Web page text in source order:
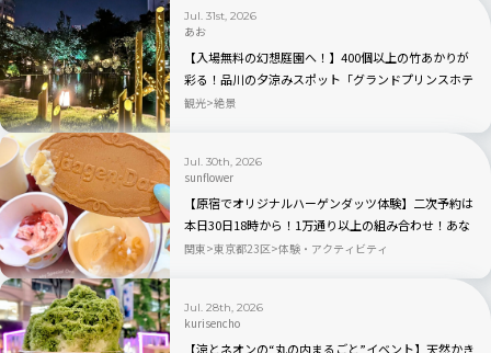
Jul. 31st, 2026
あお
【入場無料の幻想庭園へ！】400個以上の竹あかりが
彩る！品川の夕涼みスポット「グランドプリンスホテ
ル高輪」を現地レビュー
観光 絶景
Jul. 30th, 2026
sunflower
【原宿でオリジナルハーゲンダッツ体験】二次予約は
本日30日18時から！1万通り以上の組み合わせ！あな
ただけのアイスクリームが作れるポップアップイベン
関東 東京都23区 体験・アクティビティ
Jul. 28th, 2026
kurisencho
【涼とネオンの“丸の内まるごと”イベント】天然かき